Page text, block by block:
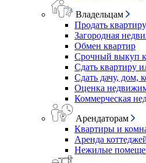
Владельцам
Продать
Загородная
Обмен квартир
Срочный выкуп
Сдать квартиру
Сдать дачу, дом,
Оценка
Коммерческая
Арендаторам
Квартиры и
Аренда
Нежилые